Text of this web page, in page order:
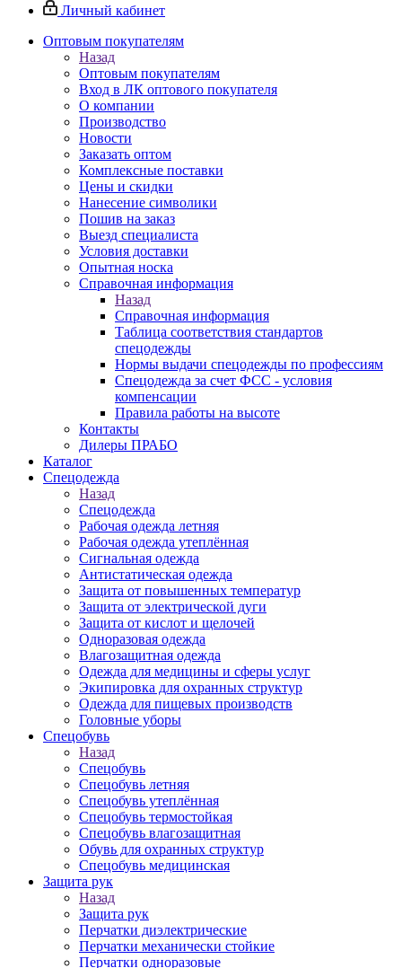
Личный кабинет
Оптовым покупателям
Назад
Оптовым покупателям
Вход в ЛК оптового покупателя
О компании
Производство
Новости
Заказать оптом
Комплексные поставки
Цены и скидки
Нанесение символики
Пошив на заказ
Выезд специалиста
Условия доставки
Опытная носка
Справочная информация
Назад
Справочная информация
Таблица соответствия стандартов
спецодежды
Нормы выдачи спецодежды по профессиям
Спецодежда за счет ФСС - условия
компенсации
Правила работы на высоте
Контакты
Дилеры ПРАБО
Каталог
Спецодежда
Назад
Спецодежда
Рабочая одежда летняя
Рабочая одежда утеплённая
Сигнальная одежда
Антистатическая одежда
Защита от повышенных температур
Защита от электрической дуги
Защита от кислот и щелочей
Одноразовая одежда
Влагозащитная одежда
Одежда для медицины и сферы услуг
Экипировка для охранных структур
Одежда для пищевых производств
Головные уборы
Спецобувь
Назад
Спецобувь
Спецобувь летняя
Спецобувь утеплённая
Спецобувь термостойкая
Спецобувь влагозащитная
Обувь для охранных структур
Спецобувь медицинская
Защита рук
Назад
Защита рук
Перчатки диэлектрические
Перчатки механически стойкие
Перчатки одноразовые